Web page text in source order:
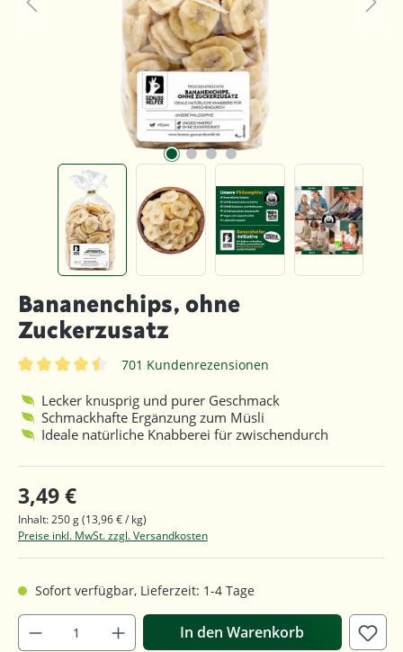
Bananenchips, ohne
Zuckerzusatz
701 Kundenrezensionen
Lecker knusprig und purer Geschmack
Schmackhafte Ergänzung zum Müsli
Ideale natürliche Knabberei für zwischendurch
3,49 €
Inhalt:250 g(13,96 € / kg)
Preise inkl. MwSt. zzgl. Versandkosten
Sofort verfügbar, Lieferzeit: 1-4 Tage
In den Warenkorb